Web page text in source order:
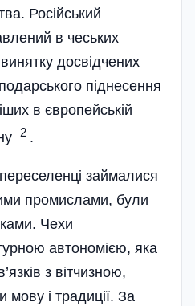
Російський
в чеських
досвідчених
піднесення
в європейській
2 .
займалися
промислами, були
Чехи
автономією, яка
з вітчизною,
мову і традиції. За